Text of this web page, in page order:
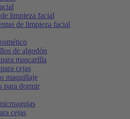
limpieza facial
de limpieza facial
de algodón
mascarilla
cejas
maquillaje
para dormir
cejas